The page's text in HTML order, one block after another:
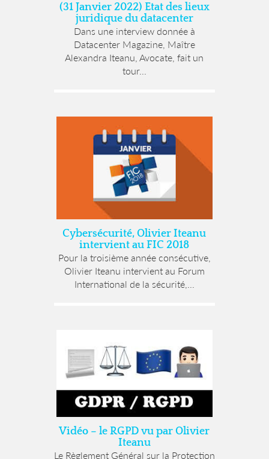
(31 Janvier 2022) Etat des lieux
juridique du datacenter
Dans une interview donnée à
Datacenter Magazine, Maître
Alexandra Iteanu, Avocate, fait un
tour...
Cybersécurité, Olivier Iteanu
intervient au FIC 2018
Pour la troisième année consécutive,
Olivier Iteanu intervient au Forum
International de la sécurité,...
Vidéo – le RGPD vu par Olivier
Iteanu
Le Règlement Général sur la Protection